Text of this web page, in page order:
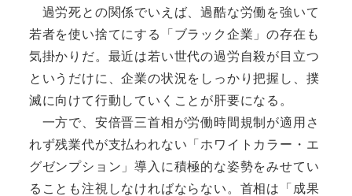
過労死との関係でいえば、過酷な労働を強いて
若者を使い捨てにする「ブラック企業」の存在も
気掛かりだ。最近は若い世代の過労自殺が目立つ
というだけに、企業の状況をしっかり把握し、撲
滅に向けて行動していくことが肝要になる。
一方で、安倍晋三首相が労働時間規制が適用さ
れず残業代が支払われない「ホワイトカラー・エ
グゼンプション」導入に積極的な姿勢をみせてい
ることも注視しなければならない。首相は「成果